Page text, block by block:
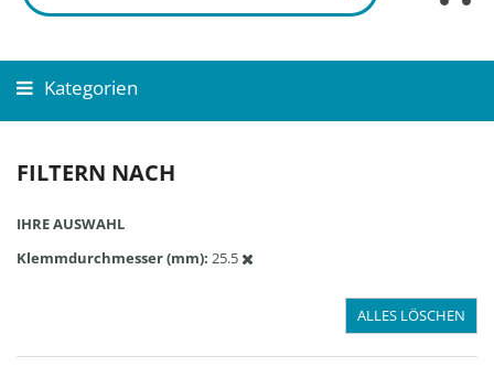
Kategorien
FILTERN NACH
IHRE AUSWAHL
Klemmdurchmesser (mm) 25.5
ALLES LÖSCHEN